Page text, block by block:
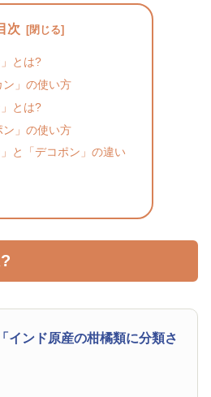
次
」とは?
ン」の使い方
」とは?
ン」の使い方
」と「デコポン」の違い
「インド原産の柑橘類に分類さ